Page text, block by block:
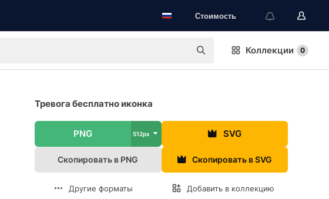
Стоимость
Коллекции 0
Тревога бесплатно иконка
PNG 512px SVG
Скопировать в PNG Скопировать в SVG
Другие форматы Добавить в коллекцию